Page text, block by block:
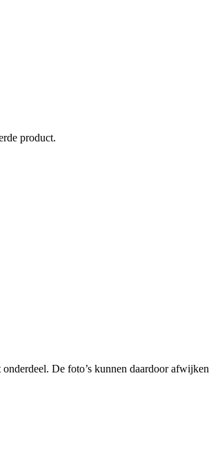
product.
De foto’s kunnen daardoor afwijken